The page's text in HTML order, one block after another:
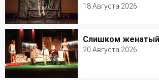
18 Августа 2026
18 Августа 2026
Александринский театр
Балет и Танец
Слишком женатый
20 Августа 2026
Слишком женатый
20 Августа 2026